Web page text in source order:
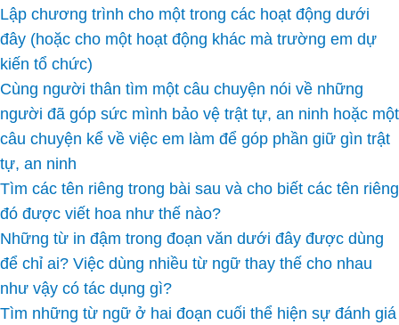
Lập chương trình cho một trong các hoạt động dưới
đây (hoặc cho một hoạt động khác mà trường em dự
kiến tổ chức)
Cùng người thân tìm một câu chuyện nói về những
người đã góp sức mình bảo vệ trật tự, an ninh hoặc một
câu chuyện kể về việc em làm để góp phần giữ gìn trật
tự, an ninh
Tìm các tên riêng trong bài sau và cho biết các tên riêng
đó được viết hoa như thế nào?
Những từ in đậm trong đoạn văn dưới đây được dùng
để chỉ ai? Việc dùng nhiều từ ngữ thay thế cho nhau
như vậy có tác dụng gì?
Tìm những từ ngữ ở hai đoạn cuối thể hiện sự đánh giá